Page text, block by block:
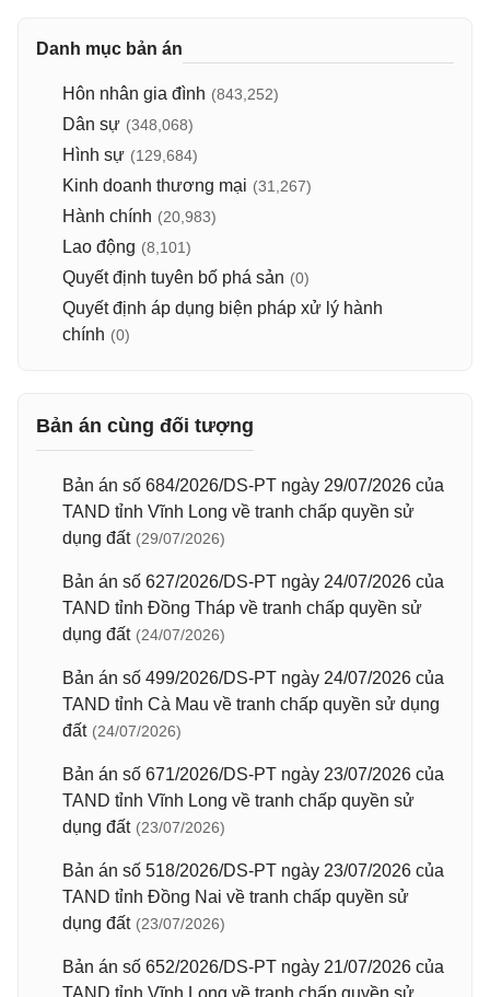
Danh mục bản án
Hôn nhân gia đình (843,252)
Dân sự (348,068)
Hình sự (129,684)
Kinh doanh thương mại (31,267)
Hành chính (20,983)
Lao động (8,101)
Quyết định tuyên bố phá sản (0)
Quyết định áp dụng biện pháp xử lý hành
chính (0)
Bản án cùng đối tượng
Bản án số 684/2026/DS-PT ngày 29/07/2026 của
TAND tỉnh Vĩnh Long về tranh chấp quyền sử
dụng đất (29/07/2026)
Bản án số 627/2026/DS-PT ngày 24/07/2026 của
TAND tỉnh Đồng Tháp về tranh chấp quyền sử
dụng đất (24/07/2026)
Bản án số 499/2026/DS-PT ngày 24/07/2026 của
TAND tỉnh Cà Mau về tranh chấp quyền sử dụng
đất (24/07/2026)
Bản án số 671/2026/DS-PT ngày 23/07/2026 của
TAND tỉnh Vĩnh Long về tranh chấp quyền sử
dụng đất (23/07/2026)
Bản án số 518/2026/DS-PT ngày 23/07/2026 của
TAND tỉnh Đồng Nai về tranh chấp quyền sử
dụng đất (23/07/2026)
Bản án số 652/2026/DS-PT ngày 21/07/2026 của
TAND tỉnh Vĩnh Long về tranh chấp quyền sử